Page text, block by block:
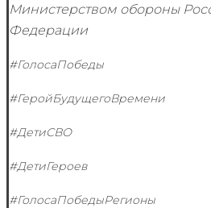
Министерством обороны
Федерации
#ГолосаПобеды
#ГеройБудущегоВремени
#ДетиСВО
#ДетиГероев
#ГолосаПобедыРегионы